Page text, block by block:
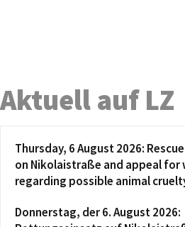
Aktuell auf LZ
Thursday, 6 August 2026:
on Nikolaistraße and appeal for
regarding possible animal
Donnerstag, der 6. August 2026: